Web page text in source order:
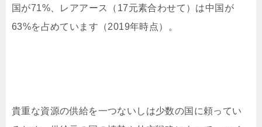
国が71%、レアアース（17元素合わせて）は中国が
63%を占めています（2019年時点）。
貴重な資源の供給を一つないしは少数の国に頼ってい